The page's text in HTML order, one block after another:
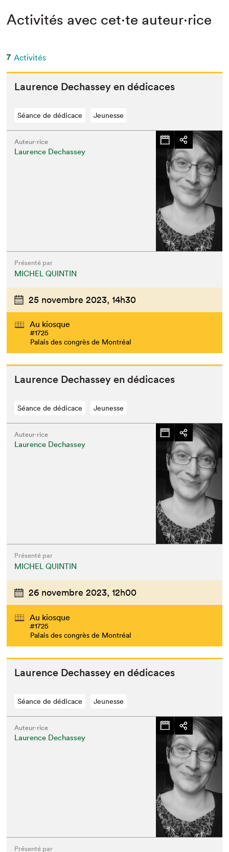
Activités avec cet·te auteur·rice
7 Activités
Lau­rence Dechas­sey en dédicaces
Séance de dédicace Jeunesse
Auteur·rice
Laurence Dechassey
Présenté par
MICHEL QUINTIN
25 novembre 2023, 14h30
Au kiosque
#1725
Palais des congrès de Montréal
Lau­rence Dechas­sey en dédicaces
Séance de dédicace Jeunesse
Auteur·rice
Laurence Dechassey
Présenté par
MICHEL QUINTIN
26 novembre 2023, 12h00
Au kiosque
#1725
Palais des congrès de Montréal
Lau­rence Dechas­sey en dédicaces
Séance de dédicace Jeunesse
Auteur·rice
Laurence Dechassey
Présenté par